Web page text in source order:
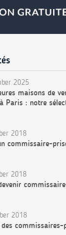
2025
maisons de
Paris : notre
2018
commissaire-
2018
2018
des commissaires-